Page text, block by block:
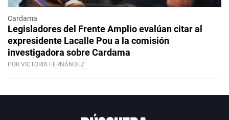
Cardama
Legisladores del Frente Amplio evalúan citar al
expresidente Lacalle Pou a la comisión
investigadora sobre Cardama
POR VICTORIA FERNÁNDEZ